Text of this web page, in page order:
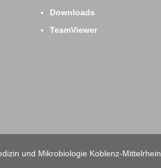
Downloads
TeamViewer
und Mikrobiologie Koblenz-Mittelrhein